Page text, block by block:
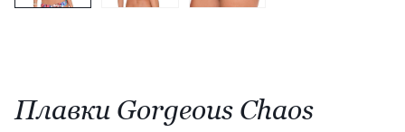
Плавки Gorgeous Chaos